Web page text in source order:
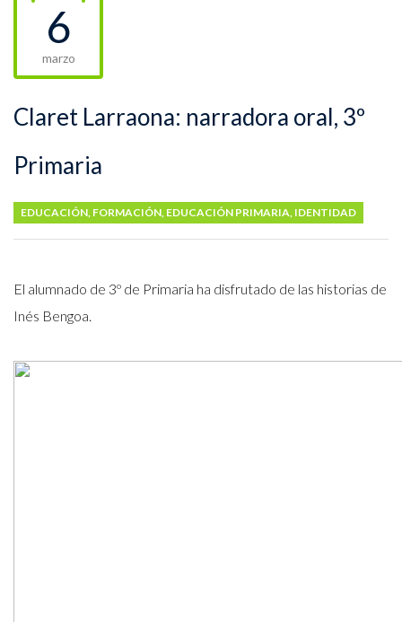
6
marzo
Claret Larraona: narradora oral, 3º
Primaria
EDUCACIÓN, FORMACIÓN, EDUCACIÓN PRIMARIA, IDENTIDAD
El alumnado de 3º de Primaria ha disfrutado de las historias de
Inés Bengoa.